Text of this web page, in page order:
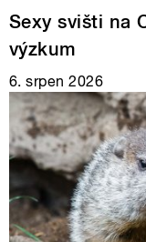
Sexy svišti na
výzkum
6. srpen 2026